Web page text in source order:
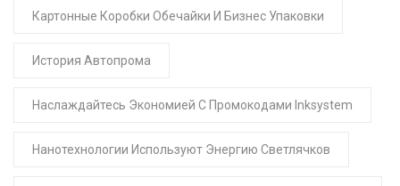
Картонные Коробки Обечайки И Бизнес Упаковки
История Автопрома
Наслаждайтесь Экономией С Промокодами Inksystem
Нанотехнологии Используют Энергию Светлячков